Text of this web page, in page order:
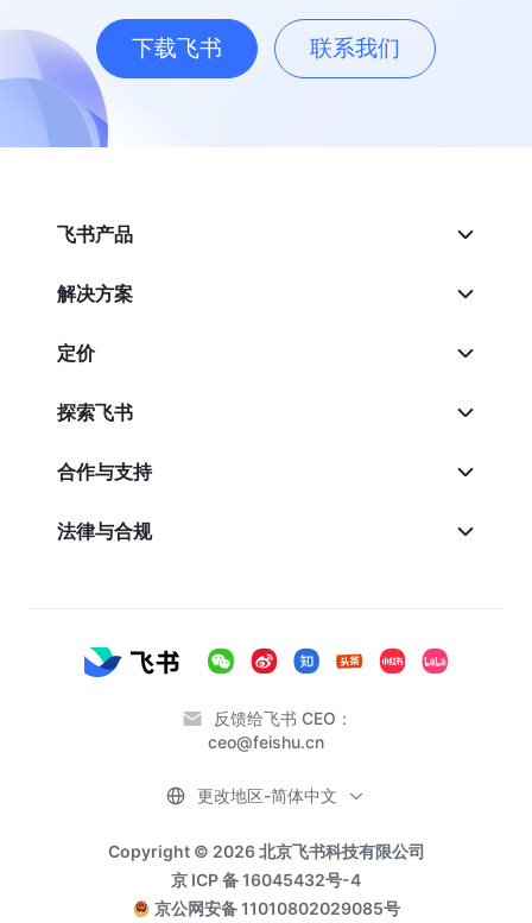
下载飞书 联系我们
飞书产品
解决方案
定价
探索飞书
合作与支持
法律与合规
反馈给飞书 CEO：
ceo@feishu.cn
Copyright © 2026 北京飞书科技有限公司
京 ICP 备 16045432号-4
京公网安备 11010802029085号
更改地区-简体中文